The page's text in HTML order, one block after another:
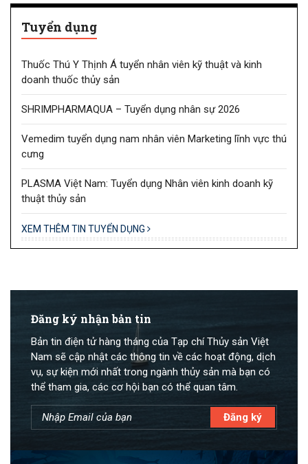
Tuyển dụng
Thuốc Thú Y Thịnh Á tuyển nhân viên kỹ thuật và kinh
doanh thuốc thủy sản
SHRIMPHARMAQUA – Tuyển dụng nhân sự 2026
Vemedim tuyển dụng nam nhân viên Marketing lĩnh vực thú
cưng
PLASMA Việt Nam: Tuyển dụng Nhân viên kinh doanh kỹ
thuật thủy sản
XEM THÊM TIN TUYỂN DỤNG
Đăng ký nhận bản tin
Bản tin điện tử hàng tháng của Tạp chí Thủy sản Việt
Nam sẽ cập nhật các thông tin về các hoạt động, dịch
vụ, sự kiện mới nhất trong ngành thủy sản mà bạn có
thể tham gia, các cơ hội bạn có thể quan tâm.